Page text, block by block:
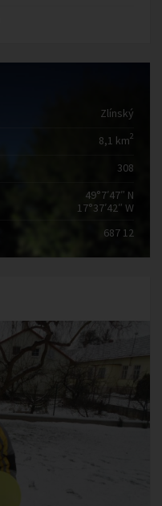
Zlínský
8,1 km2
308
49°7′47″ N
17°37′42″ W
687 12